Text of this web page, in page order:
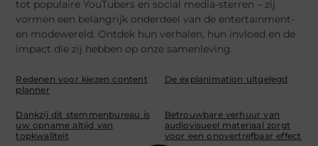
tot populaire YouTubers en social media-sterren – zij
vormen een belangrijk onderdeel van de entertainment-
en modewereld. Ontdek hun verhalen, hun invloed en de
impact die zij hebben op onze samenleving.
Redenen voor kiezen content
planner
De explanimation uitgelegd
Dankzij dit stemmenbureau is
uw opname altijd van
topkwaliteit
Betrouwbare verhuur van
audiovisueel materiaal zorgt
voor een onovertrefbaar effect